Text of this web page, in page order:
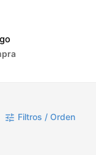
tune Filtros / Orden